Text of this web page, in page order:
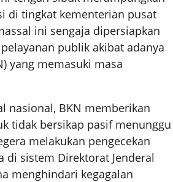
di tingkat kementerian pusat
ini sengaja dipersiapkan
publik akibat adanya
yang memasuki masa
nasional, BKN memberikan
tidak bersikap pasif menunggu
melakukan pengecekan
di sistem Direktorat Jenderal
menghindari kegagalan